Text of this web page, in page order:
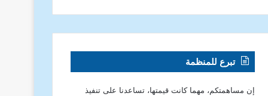
تبرع للمنظمة
إن مساهمتكم، مهما كانت قيمتها، تساعدنا على تنفيذ